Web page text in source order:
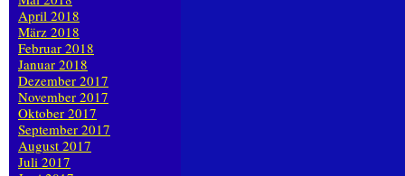
April 2018
März 2018
Februar 2018
Januar 2018
Dezember 2017
November 2017
Oktober 2017
September 2017
August 2017
Juli 2017